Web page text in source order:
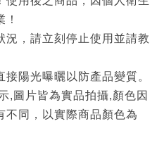
，請立刻停止使用並請教
陽光曝曬以防產品變質。
,圖片皆為實品拍攝,顏色因
不同，以實際商品顏色為